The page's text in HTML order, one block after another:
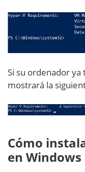
Si su ordenador ya
mostrará la
Cómo
en Windows